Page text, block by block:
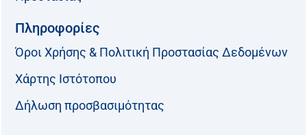
Πληροφορίες
Όροι Χρήσης & Πολιτική Προστασίας Δεδομένων
Χάρτης Ιστότοπου
Δήλωση προσβασιμότητας